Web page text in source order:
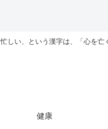
忙しい、という漢字は、「心を
健康